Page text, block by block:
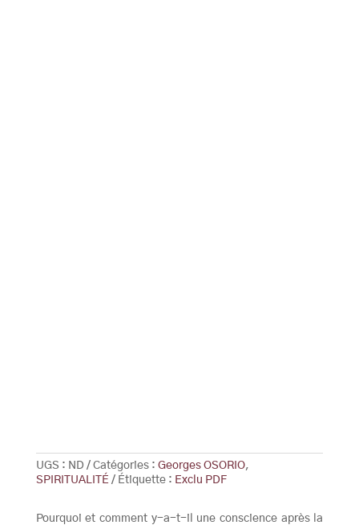
UGS : ND Catégories : Georges OSORIO,
SPIRITUALITÉ
Étiquette : Exclu PDF
Pourquoi et comment y-a-t-il une conscience après la